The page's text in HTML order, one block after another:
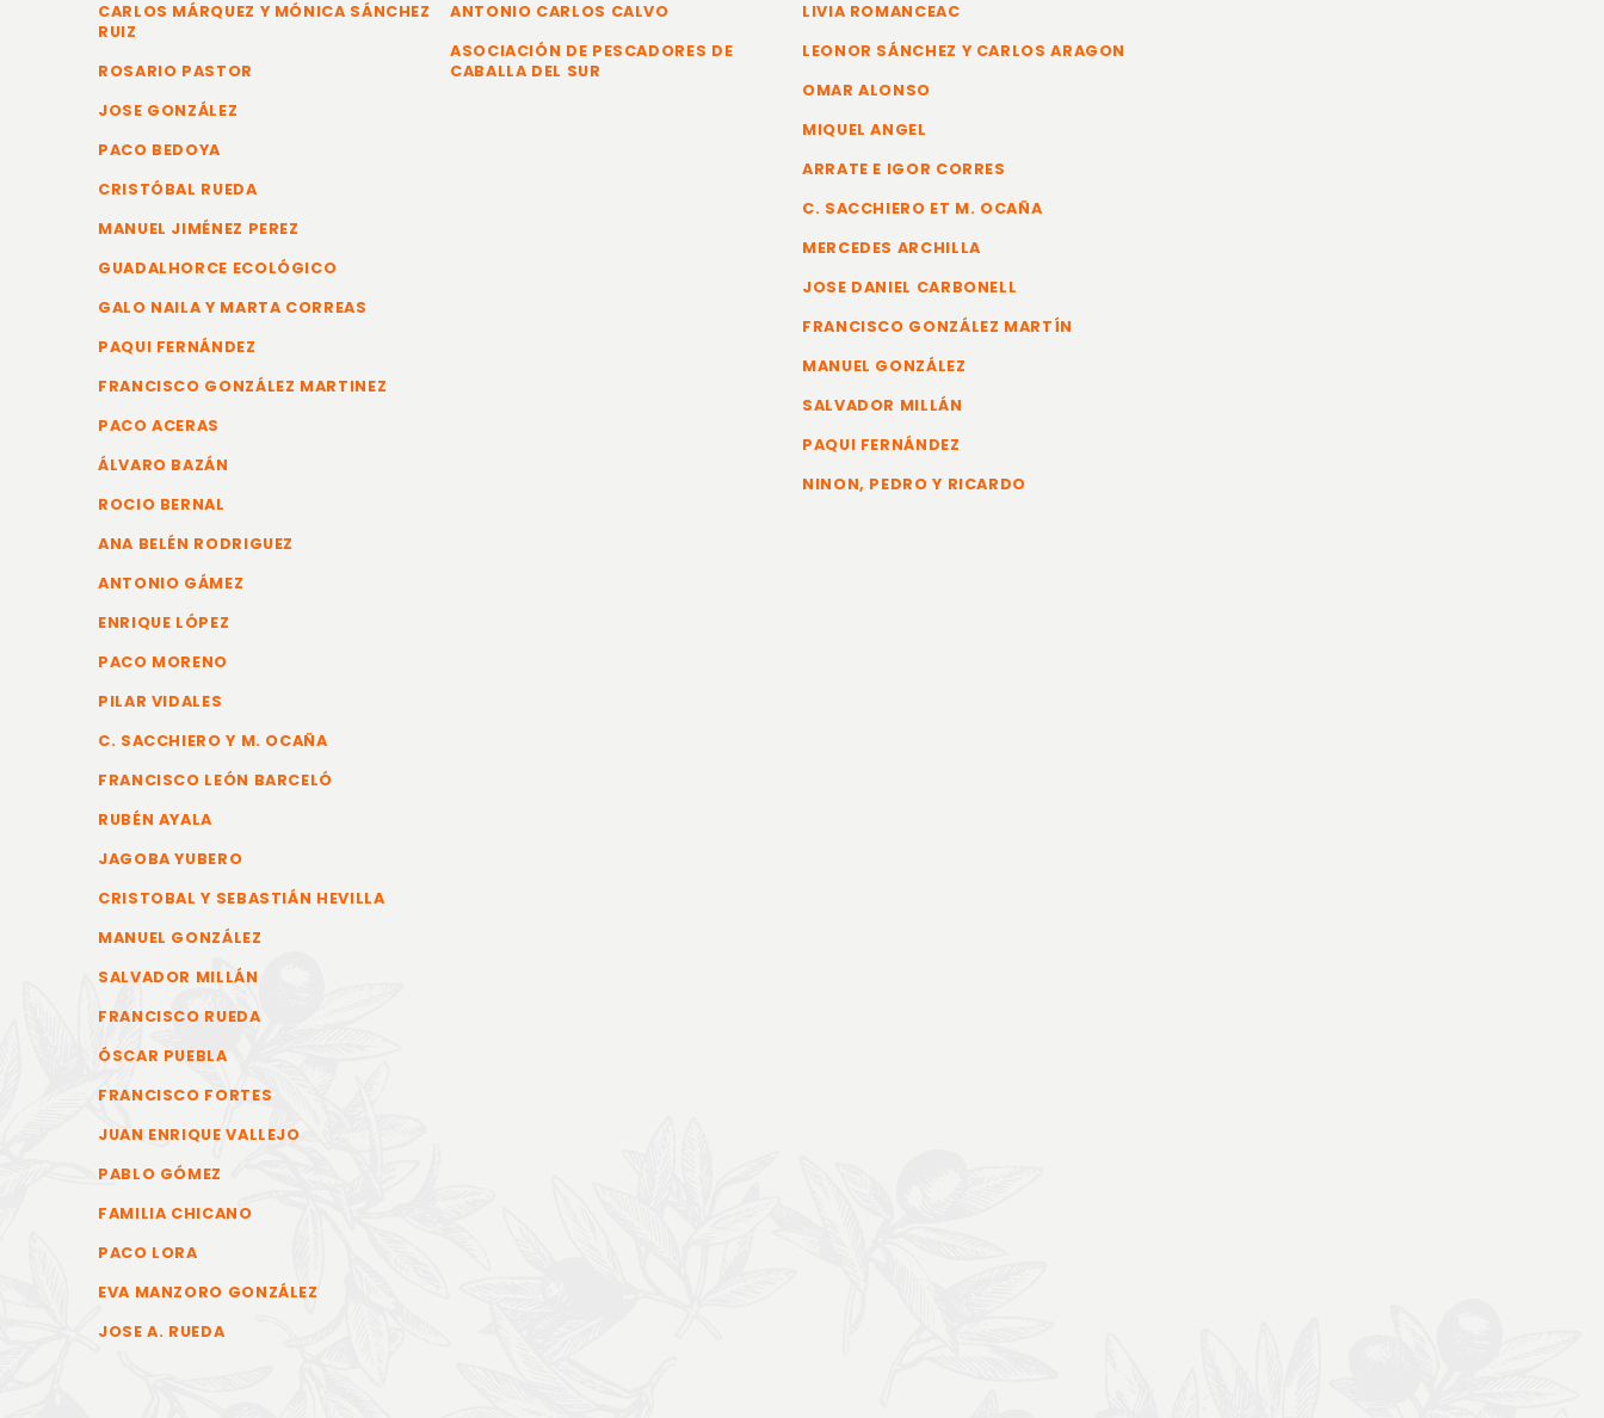
CARLOS MÁRQUEZ Y MÓNICA SÁNCHEZ
RUIZ
ROSARIO PASTOR
JOSE GONZÁLEZ
PACO BEDOYA
CRISTÓBAL RUEDA
MANUEL JIMÉNEZ PEREZ
GUADALHORCE ECOLÓGICO
GALO NAILA Y MARTA CORREAS
PAQUI FERNÁNDEZ
FRANCISCO GONZÁLEZ MARTINEZ
PACO ACERAS
ÁLVARO BAZÁN
ROCIO BERNAL
ANA BELÉN RODRIGUEZ
ANTONIO GÁMEZ
ENRIQUE LÓPEZ
PACO MORENO
PILAR VIDALES
C. SACCHIERO Y M. OCAÑA
FRANCISCO LEÓN BARCELÓ
RUBÉN AYALA
JAGOBA YUBERO
CRISTOBAL Y SEBASTIÁN HEVILLA
MANUEL GONZÁLEZ
SALVADOR MILLÁN
FRANCISCO RUEDA
ÓSCAR PUEBLA
FRANCISCO FORTES
JUAN ENRIQUE VALLEJO
PABLO GÓMEZ
FAMILIA CHICANO
PACO LORA
EVA MANZORO GONZÁLEZ
JOSE A. RUEDA
ANTONIO CARLOS CALVO
ASOCIACIÓN DE PESCADORES DE
CABALLA DEL SUR
LIVIA ROMANCEAC
LEONOR SÁNCHEZ Y CARLOS ARAGON
OMAR ALONSO
MIQUEL ANGEL
ARRATE E IGOR CORRES
C. SACCHIERO ET M. OCAÑA
MERCEDES ARCHILLA
JOSE DANIEL CARBONELL
FRANCISCO GONZÁLEZ MARTÍN
MANUEL GONZÁLEZ
SALVADOR MILLÁN
PAQUI FERNÁNDEZ
NINON, PEDRO Y RICARDO